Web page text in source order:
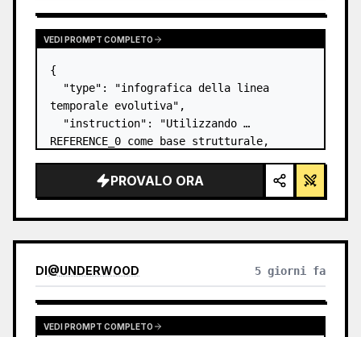
VEDI PROMPT COMPLETO
{
  "type": "infografica della linea
temporale evolutiva",
  "instruction": "Utilizzando
REFERENCE_0 come base strutturale,
un'infografica 3D altamente realistica.
Sostituisci le rampe lisce con gradini
PROVALO ORA
DI@UNDERWOOD 5 giorni fa
VEDI PROMPT COMPLETO